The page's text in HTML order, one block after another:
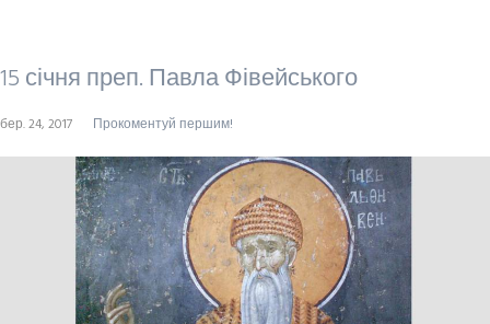
15 січня преп. Павла Фівейського
бер. 24, 2017 Прокоментуй першим!